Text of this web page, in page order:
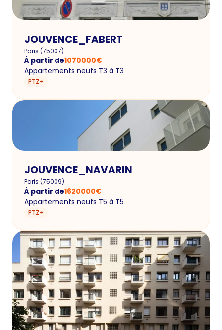
JOUVENCE_FABERT
Paris (75007)
À partir de1070000€
Appartements neufs T3 à T3
PTZ+
JOUVENCE_NAVARIN
Paris (75009)
À partir de1620000€
Appartements neufs T5 à T5
PTZ+